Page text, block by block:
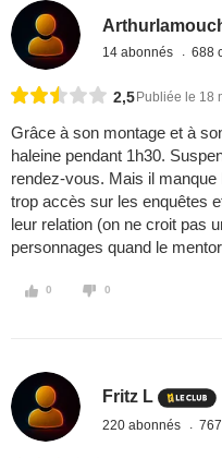
14 abonnés 688
2,5 Publiée le 18
Grâce à son montage et à
haleine pendant 1h30.
rendez-vous. Mais il
trop accès sur les enquêtes
leur relation (on ne croit pas
personnages quand le
0 0
Fritz L
220 abonnés